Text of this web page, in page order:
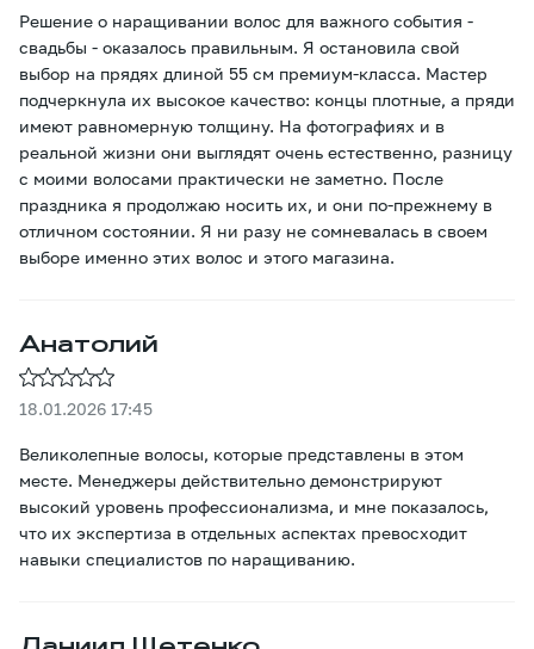
Решение о наращивании волос для важного события -
свадьбы - оказалось правильным. Я остановила свой
выбор на прядях длиной 55 см премиум-класса. Мастер
подчеркнула их высокое качество: концы плотные, а пряди
имеют равномерную толщину. На фотографиях и в
реальной жизни они выглядят очень естественно, разницу
с моими волосами практически не заметно. После
праздника я продолжаю носить их, и они по-прежнему в
отличном состоянии. Я ни разу не сомневалась в своем
выборе именно этих волос и этого магазина.
Анатолий
18.01.2026 17:45
Великолепные волосы, которые представлены в этом
месте. Менеджеры действительно демонстрируют
высокий уровень профессионализма, и мне показалось,
что их экспертиза в отдельных аспектах превосходит
навыки специалистов по наращиванию.